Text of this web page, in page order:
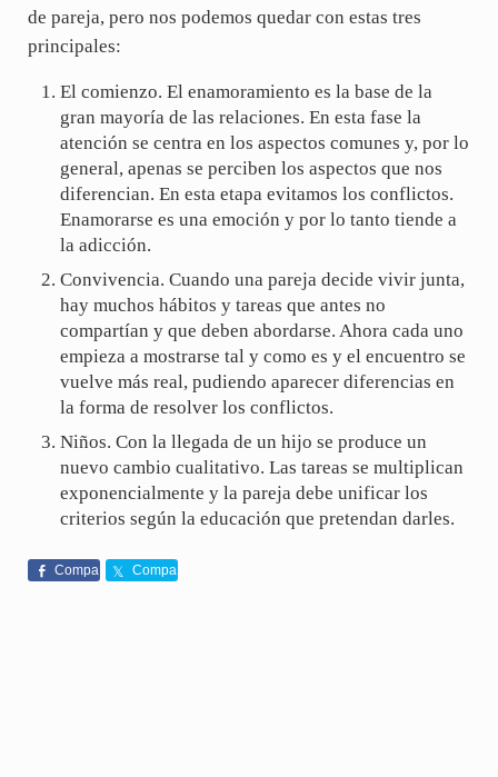
de pareja, pero nos podemos quedar con estas tres
principales:
El comienzo. El enamoramiento es la base de la
gran mayoría de las relaciones. En esta fase la
atención se centra en los aspectos comunes y, por lo
general, apenas se perciben los aspectos que nos
diferencian. En esta etapa evitamos los conflictos.
Enamorarse es una emoción y por lo tanto tiende a
la adicción.
Convivencia. Cuando una pareja decide vivir junta,
hay muchos hábitos y tareas que antes no
compartían y que deben abordarse. Ahora cada uno
empieza a mostrarse tal y como es y el encuentro se
vuelve más real, pudiendo aparecer diferencias en
la forma de resolver los conflictos.
Niños. Con la llegada de un hijo se produce un
nuevo cambio cualitativo. Las tareas se multiplican
exponencialmente y la pareja debe unificar los
criterios según la educación que pretendan darles.
Compa
Compa